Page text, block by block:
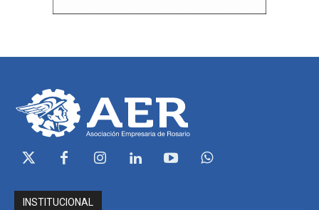
INSTITUCIONAL